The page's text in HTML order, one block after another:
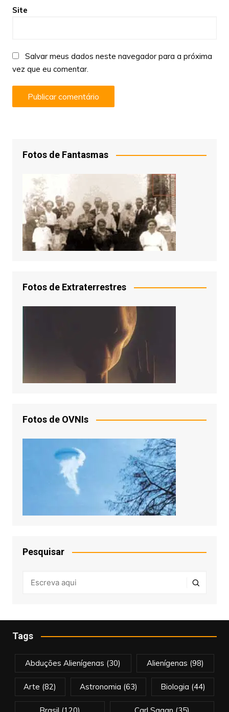
Site
Salvar meus dados neste navegador para a próxima
vez que eu comentar.
Fotos de Fantasmas
Fotos de Extraterrestres
Fotos de OVNIs
Pesquisar
Tags
Abduções Alienígenas (30) Alienígenas (98)
Arte (82) Astronomia (63) Biologia (44)